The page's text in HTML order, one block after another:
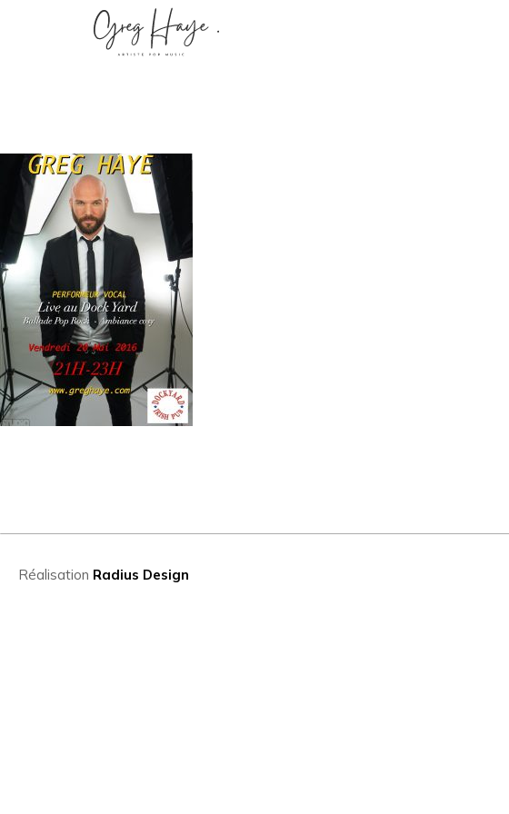
Réalisation Radius Design